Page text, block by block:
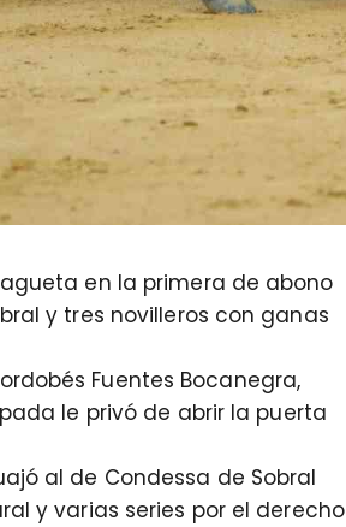
en la primera de abono
y tres novilleros con ganas
Fuentes Bocanegra,
le privó de abrir la puerta
al de Condessa de Sobral
y varias series por el derecho